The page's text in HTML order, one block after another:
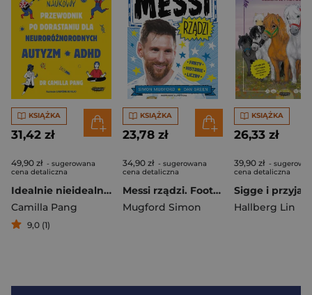
KSIĄŻKA
31,42 zł
49,90 zł - sugerowana
cena detaliczna
Idealnie nieidealni. Naukowy przewodnik po dorastaniu z autyzmem i nie tylko
Camilla Pang
9,0 (1)
KSIĄŻKA
23,78 zł
34,90 zł - sugerowana
cena detaliczna
Messi rządzi. Football superstars
Mugford Simon
KSIĄŻKA
26,33 zł
39,90 zł -
cena detaliczna
Hallberg Lin